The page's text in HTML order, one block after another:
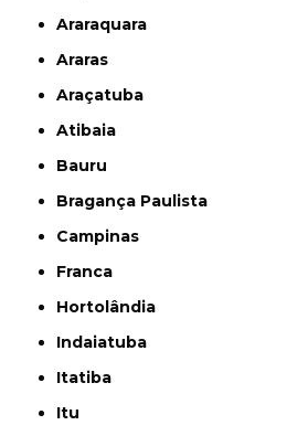
Araraquara
Araras
Araçatuba
Atibaia
Bauru
Bragança Paulista
Campinas
Franca
Hortolândia
Indaiatuba
Itatiba
Itu